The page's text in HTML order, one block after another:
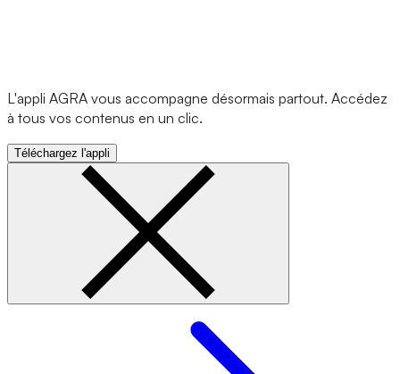
L'appli AGRA vous accompagne désormais partout. Accédez
à tous vos contenus en un clic.
Téléchargez l'appli